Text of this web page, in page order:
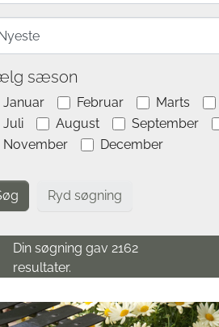
Ryd søgning
sæson
Januar Februar Marts
Juli
August September
November
December
Din søgning gav 2162
resultater.